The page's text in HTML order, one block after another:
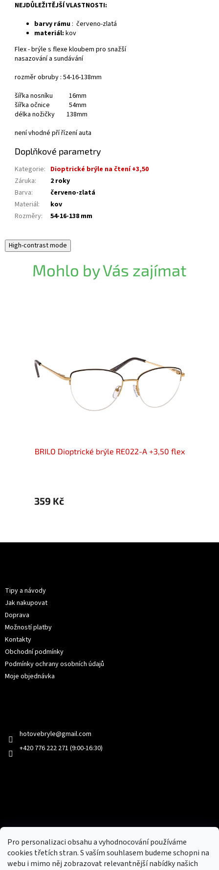
Pro personalizaci obsahu a vyhodnocování používáme
cookies třetích stran. S vaším souhlasem budeme schopni na
webu i mimo něj zobrazovat relevantnější nabídky našich
NEJDŮLEŽITĚJŠÍ VLASTNOSTI:
barvy rámu : červeno-zlatá
materiál: kov
Flex - brýle s flexe kloubem pro snažší
nasazování a sundávání
rozměr obruby : 54-16-138mm
šířka nosníku 16mm
šířka očnice 54mm
délka nožičky 138mm
není vhodné pří řízení auta
Doplňkové parametry
Kategorie: Dioptrické brýle na čtení +3,50
Záruka:
2 roky
Barva:
červeno-zlatá
Materiál:
kov
Rozměry: 54-16-138 mm
High-contrast mode
Mohlo by Vás zajímat
BRILO Dioptrické brýle RE022-A +3,50 flex
359 Kč
Tipy a návody
Jak nakupovat
Doprava
Možností platby
Kontakty
Obchodní podmínky
Podmínky ochrany osobních údajů
Moje objednávka
hotovebryle@gmail.com
+420 776 222 271 (9:00-16:30)